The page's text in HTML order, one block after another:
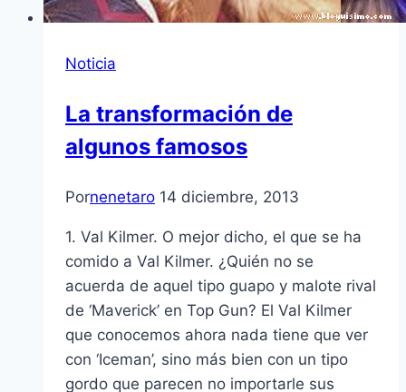
Noticia
La transformación de
algunos famosos
Pornenetaro 14 diciembre, 2013
1. Val Kilmer. O mejor dicho, el que se ha
comido a Val Kilmer. ¿Quién no se
acuerda de aquel tipo guapo y malote rival
de ‘Maverick’ en Top Gun? El Val Kilmer
que conocemos ahora nada tiene que ver
con ‘Iceman’, sino más bien con un tipo
gordo que parecen no importarle sus